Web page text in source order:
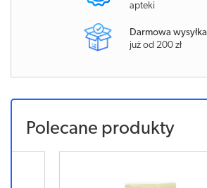
apteki
Darmowa wysyłka
już od 200 zł
Polecane produkty